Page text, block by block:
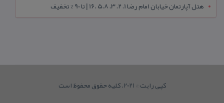
هتل آپارتمان خیابان امام رضا 1، 2، 3، 5،8 ،16 | تا 90 % تخفیف
کپی رایت © 2021. کلیه حقوق محفوظ است